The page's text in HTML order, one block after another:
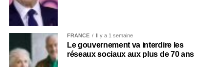
FRANCE Il y a 1 semaine
Le gouvernement va interdire les
réseaux sociaux aux plus de 70 ans